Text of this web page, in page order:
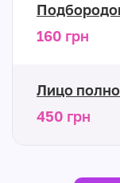
160 грн
Лицо
450 грн